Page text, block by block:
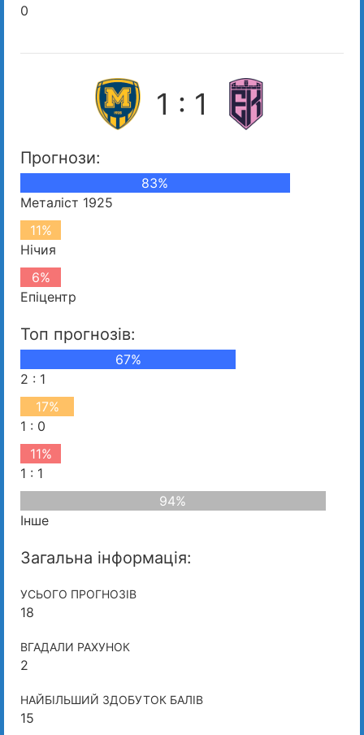
0
1 : 1
Прогнози:
83%
Металіст 1925
11%
Нічия
6%
Епіцентр
Топ прогнозів:
67%
2 : 1
17%
1 : 0
11%
1 : 1
94%
Інше
Загальна інформація:
УСЬОГО ПРОГНОЗІВ
18
ВГАДАЛИ РАХУНОК
2
НАЙБІЛЬШИЙ ЗДОБУТОК БАЛІВ
15